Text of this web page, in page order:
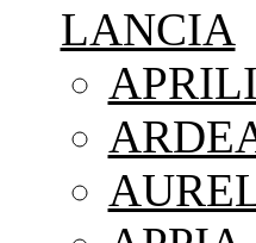
LANCIA